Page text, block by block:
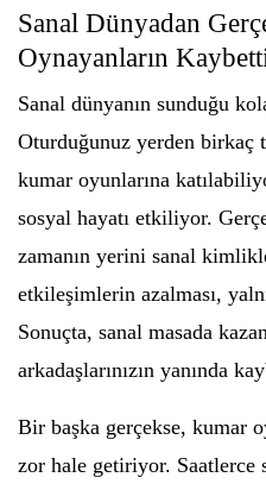
Sanal Dünyadan
Oynayanların
Sanal dünyanın sunduğu
Oturduğunuz yerden birkaç
kumar oyunlarına
sosyal hayatı etkiliyor.
zamanın yerini sanal
etkileşimlerin azalması,
Sonuçta, sanal masada
arkadaşlarınızın yanında
Bir başka gerçekse, kumar
zor hale getiriyor. Saatlerce